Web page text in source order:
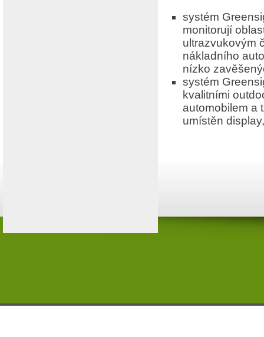
systém
monitorují
ultrazvukovým
nákladního
nízko
systém
kvalitními
automobilem a
umístěn